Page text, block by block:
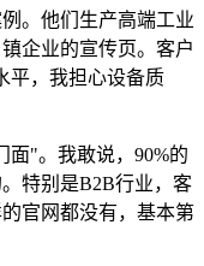
。他们生产高端工业
企业的宣传页。客户
平，我担心设备质
面"。我敢说，90%的
特别是B2B行业，客
官网都没有，基本第